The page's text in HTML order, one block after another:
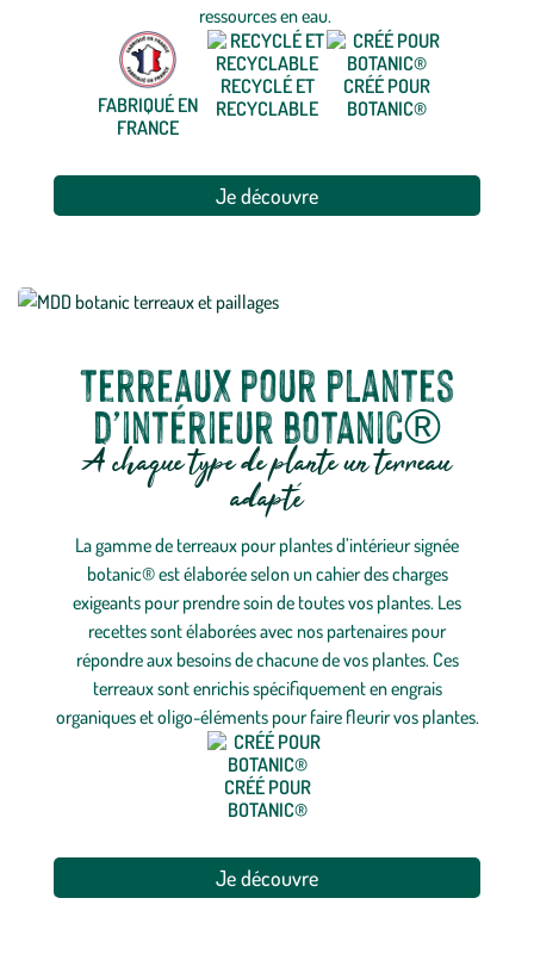
ressources en eau.
FABRIQUÉ EN
FRANCE
RECYCLÉ ET
RECYCLABLE
CRÉÉ POUR
BOTANIC®
Je découvre
Terreaux pour plantes
d’intérieur botanic®
À chaque type de plante un terreau
adapté
La gamme de terreaux pour plantes d’intérieur signée
botanic® est élaborée selon un cahier des charges
exigeants pour prendre soin de toutes vos plantes. Les
recettes sont élaborées avec nos partenaires pour
répondre aux besoins de chacune de vos plantes. Ces
terreaux sont enrichis spécifiquement en engrais
organiques et oligo-éléments pour faire fleurir vos plantes.
CRÉÉ POUR
BOTANIC®
Je découvre